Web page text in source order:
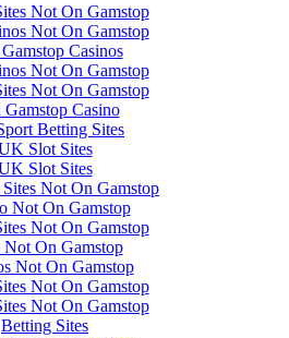
Not On Gamstop
Not On Gamstop
Casinos
Not On Gamstop
Not On Gamstop
Gamstop Casino
Betting Sites
Slot Sites
Slot Sites
Not On Gamstop
Not On Gamstop
Not On Gamstop
Not On Gamstop
Not On Gamstop
Not On Gamstop
Not On Gamstop
Betting Sites